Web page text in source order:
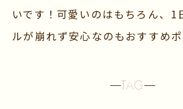
いです！可愛いのはもちろん、1
ルが崩れず安心なのもおすすめポ
TAG